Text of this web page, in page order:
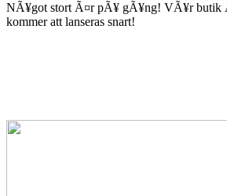
NÃ¥got stort Ã¤r pÃ¥ gÃ¥ng! VÃ¥r butik
kommer att lanseras snart!